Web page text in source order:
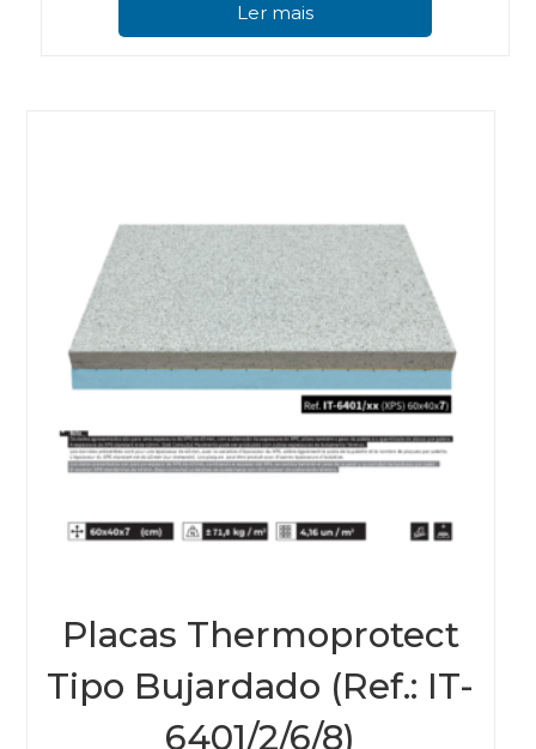
Ler mais
Placas Thermoprotect
Tipo Bujardado (Ref.: IT-
6401/2/6/8)